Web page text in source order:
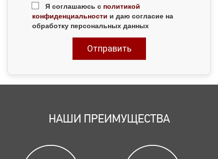
Я соглашаюсь с политикой
конфиденциальности и даю согласие на
обработку персональных данных
НАШИ ПРЕИМУЩЕСТВА